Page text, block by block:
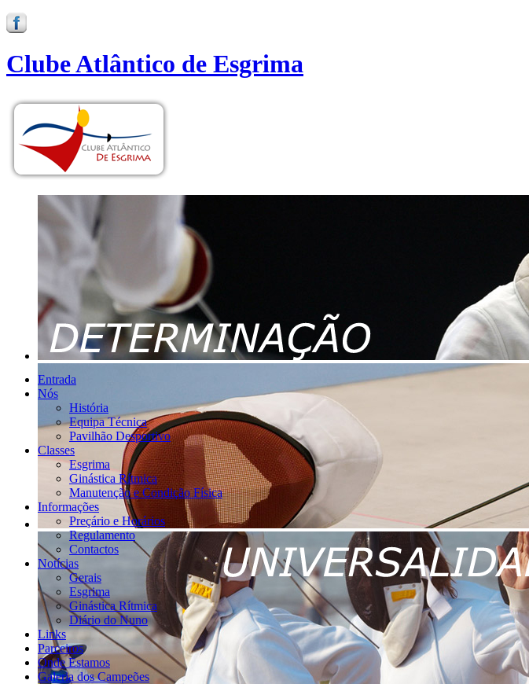
Clube Atlântico de Esgrima
Entrada
Nós
História
Equipa Técnica
Pavilhão Desportivo
Classes
Esgrima
Ginástica Rítmica
Manutenção e Condição Física
Informações
Preçário e Horários
Regulamento
Contactos
Notícias
Gerais
Esgrima
Ginástica Rítmica
Diário do Nuno
Links
Parceiros
Onde Estamos
Galeria dos Campeões